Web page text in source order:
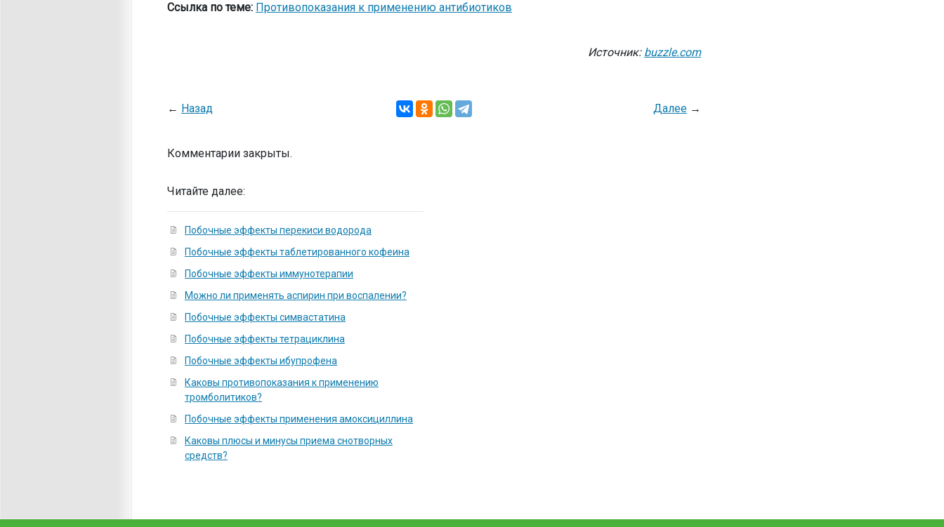
Ссылка по теме: Противопоказания к применению антибиотиков
Источник: buzzle.com
← Назад Далее→
Комментарии закрыты.
Читайте далее:
Побочные эффекты перекиси водорода
Побочные эффекты таблетированного кофеина
Побочные эффекты иммунотерапии
Можно ли применять аспирин при воспалении?
Побочные эффекты симвастатина
Побочные эффекты тетрациклина
Побочные эффекты ибупрофена
Каковы противопоказания к применению
тромболитиков?
Побочные эффекты применения амоксициллина
Каковы плюсы и минусы приема снотворных
средств?